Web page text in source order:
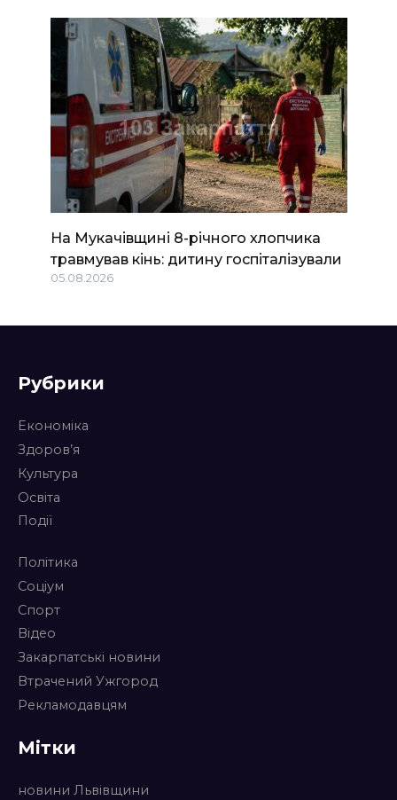
На Мукачівщині 8-річного хлопчика
травмував кінь: дитину госпіталізували
05.08.2026
Рубрики
Економіка
Здоров’я
Культура
Освіта
Події
Політика
Соціум
Спорт
Відео
Закарпатські новини
Втрачений Ужгород
Рекламодавцям
Мітки
новини Львівщини